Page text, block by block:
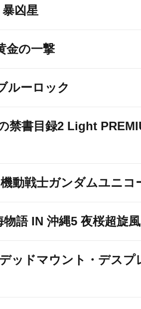
凶星
金の一撃
ルーロック
禁書目録2 Light
動戦士ガンダムユニコ
物語 IN 沖縄5 夜桜超旋
ッドマウント・デスプ